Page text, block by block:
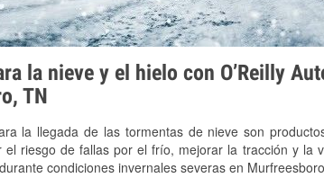
la nieve y el hielo con O’Reilly
TN
la llegada de las tormentas de nieve son
el riesgo de fallas por el frío, mejorar la tracción y la
condiciones invernales severas en